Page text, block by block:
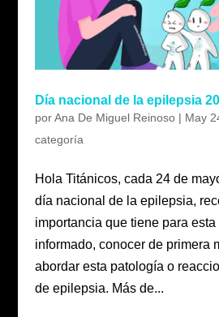
Día nacional de la epilepsia
porAna De Miguel Reinoso| May
categoría
Hola Titánicos, cada 24 de
día nacional de la epilepsia,
importancia que tiene para
informado, conocer de primera
abordar esta patología o
de epilepsia. Más de...